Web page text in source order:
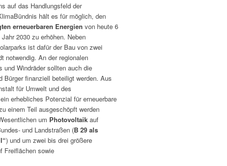
auf das Handlungsfeld der
hält es für möglich, den
erneuerbaren Energien von heute 6
Jahr 2030 zu erhöhen. Neben
ist dafür der Bau von zwei
notwendig. An der regionalen
und Windräder sollten auch die
Bürger finanziell beteiligt werden. Aus
für Umwelt und des
erhebliches Potenzial für erneuerbare
einem Teil ausgeschöpft werden
um Photovoltaikauf
und Landstraßen (B 29 als
) und um zwei bis drei größere
Freiflächen sowie